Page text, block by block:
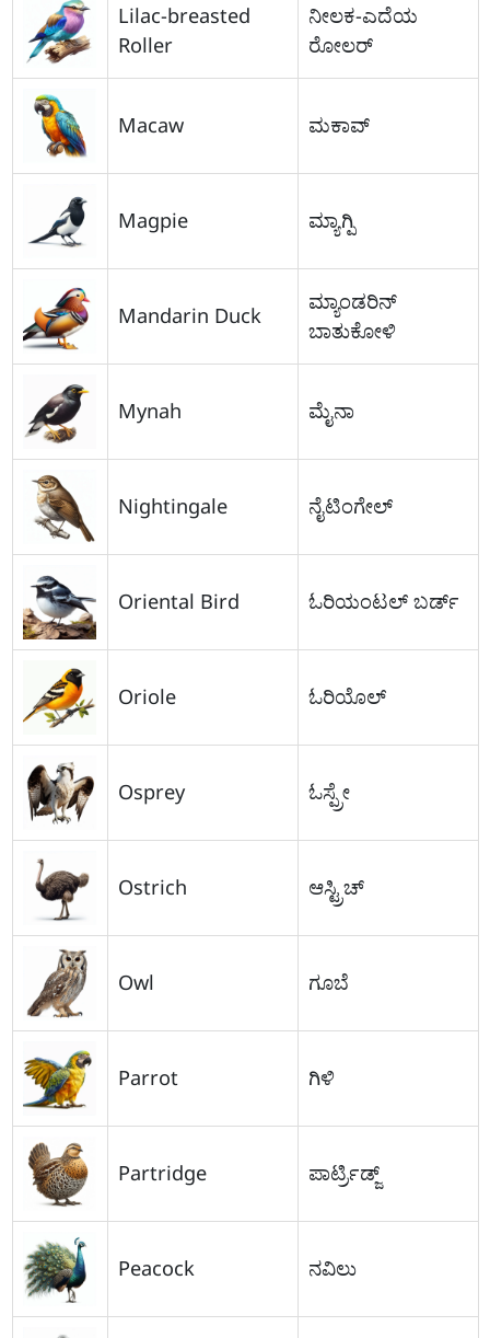
Lilac-breasted
Roller
ನೀಲಕ-ಎದೆಯ
ರೋಲರ್
Macaw ಮಕಾವ್
Magpie ಮ್ಯಾಗ್ಪಿ
Mandarin Duck
ಮ್ಯಾಂಡರಿನ್
ಬಾತುಕೋಳಿ
Mynah ಮೈನಾ
Nightingale ನೈಟಿಂಗೇಲ್
Oriental Bird ಓರಿಯಂಟಲ್ ಬರ್ಡ್
Oriole ಓರಿಯೊಲ್
Osprey ಓಸ್ಪ್ರೇ
Ostrich ಆಸ್ಟ್ರಿಚ್
Owl ಗೂಬೆ
Parrot ಗಿಳಿ
Partridge ಪಾರ್ಟ್ರಿಡ್ಜ್
Peacock ನವಿಲು